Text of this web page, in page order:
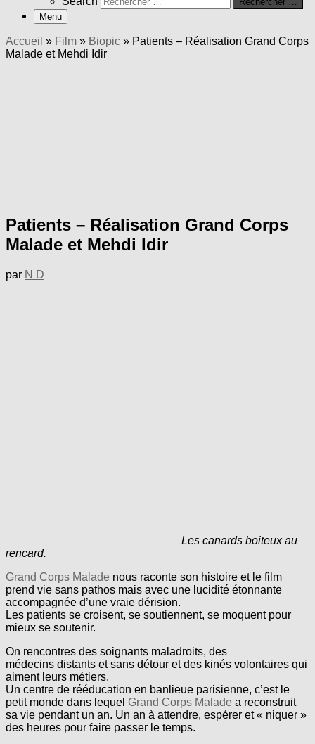
Menu
Accueil » Film » Biopic » Patients – Réalisation Grand Corps
Malade et Mehdi Idir
Patients – Réalisation Grand Corps
Malade et Mehdi Idir
par N D
Les canards boiteux au
rencard.
Grand Corps Malade nous raconte son histoire et le film
prend vie sans pathos mais avec une lucidité étonnante
accompagnée d’une vraie dérision.
Les patients se croisent, se soutiennent, se moquent pour
mieux se soutenir.
On rencontres des soignants maladroits, des
médecins distants et sans détour et des kinés volontaires qui
aiment leurs métiers.
Un centre de rééducation en banlieue parisienne, c’est le
petit monde dans lequel Grand Corps Malade a reconstruit
sa vie pendant un an. Un an à attendre, espérer et « niquer »
des heures pour faire passer le temps.